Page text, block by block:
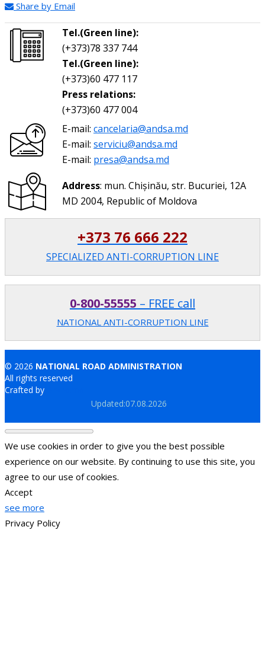
Share by Email
Tel.(Green line):
(+373)78 337 744
Tel.(Green line):
(+373)60 477 117
Press relations:
(+373)60 477 004
E-mail: cancelaria@andsa.md
E-mail: serviciu@andsa.md
E-mail: presa@andsa.md
Address: mun. Chișinău, str. Bucuriei, 12A
MD 2004, Republic of Moldova
+373 76 666 222
SPECIALIZED ANTI-CORRUPTION LINE
0-800-55555 – FREE call
NATIONAL ANTI-CORRUPTION LINE
© 2026 NATIONAL ROAD ADMINISTRATION
All rights reserved
Crafted by
Updated:07.08.2026
We use cookies in order to give you the best possible
experience on our website. By continuing to use this site, you
agree to our use of cookies.
Accept
see more
Privacy Policy